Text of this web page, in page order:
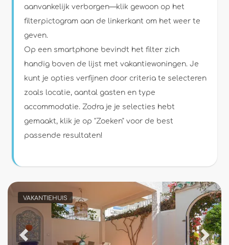
Slaapkamers
Badkamers
Voorwaarden
Afstanden
aanvankelijk verborgen—klik gewoon op het
filterpictogram aan de linkerkant om het weer te
geven.
Op een smartphone bevindt het filter zich
handig boven de lijst met vakantiewoningen. Je
kunt je opties verfijnen door criteria te selecteren
zoals locatie, aantal gasten en type
accommodatie. Zodra je je selecties hebt
gemaakt, klik je op "Zoeken" voor de best
passende resultaten!
VAKANTIEHUIS
Previous Next